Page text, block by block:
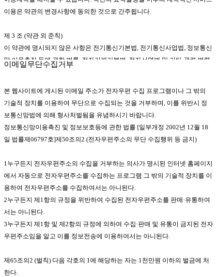
이용은 약관의 변경사항에 동의한 것으로 간주됩니다.
제 3 조 (약관 외 준칙)
이 약관에 명시되지 않은 사항은 전기통신기본법, 전기통신사업법, 정보통신
망 이용촉진 등에 관한 법률, 전자거래기본법, 전자서명법 및 기타 관련 법령
제 4 조 (용어의 정의)
① 이 약관에서 사용하는 용어의 정의는 다음과 같습니다.
1.회원 : 회사와 서비스 이용에 관한 계약을 체결하고 이용자 아이디를 부여
받은 자
사가 승인하는 문자, 숫자 또는 양자의 조합 3.비밀번호 : 회원의 본인 확인과
비밀 보호를 위해 회원 자신이 설정한 문자, 숫자 또는 양자의 조합
4.이용계약 : 서비스를 제공받기 위하여 이 약관으로 회사와 회원 간에 체결
하는 계약
5.해지 : 회사 또는 회원이 서비스 개통 후 이용계약을 해약하는 것
6.운영자 : 서비스의 전반적인 관리와 원활한 운영을 위하여 회사에서 선정한
사람
다.
이메일무단수집거부
본 웹사이트에 게시된 이메일 주소가 전자우편 수집 프로그램이나 그 밖의
기술적 장치를 이용하여 무단으로 수집되는 것을 거부하며, 이를 위반시 정
보통신망법에 의해 형사처벌됨을 유념하시기 바랍니다.
정보통신망이용촉진 및 정보보호등에 관한 법률 [일부개정 2002년 12월 18
일 법률제06797호]제50조의2 (전자우편주소의 무단 수집행위 등 금지)
1누구든지 전자우편주소의 수집을 거부하는 의사가 명시된 인터넷 홈페이지
에서 자동으로 전자우편주소를 수집하는 프로그램 그 밖의 기술적 장치를 이
용하여 전자우편주소를 수집하여서는 아니된다.
2누구든지 제1항의 규정을 위반하여 수집된 전자우편주소를 판매·유통하여
서는 아니된다.
3누구든지 제1항 및 제2항의 규정에 의하여 수집·판매 및 유통이 금지된 전자
우편주소임을 알고 이를 정보전송에 이용하여서는 아니된다.
제65조의2 (벌칙) 다음 각호의 1에 해당하는 자는 1천만원 이하의 벌금에 처
한다.